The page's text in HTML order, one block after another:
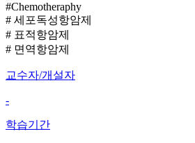
#Chemotheraphy
# 세포독성항암제
# 표적항암제
# 면역항암제
교수자/개설자
-
학습기간